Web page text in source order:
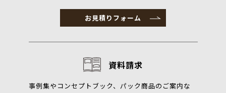
お見積りフォーム
資料請求
事例集やコンセプトブック、パック商品のご案内な